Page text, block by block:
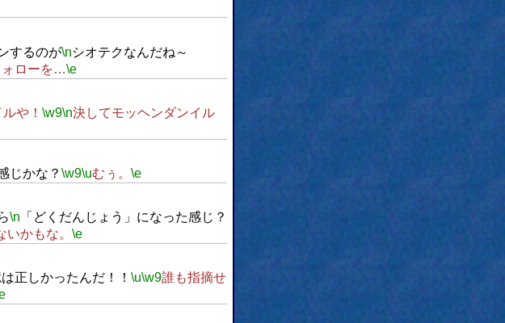
するのが\nシオテクなんだね～
ォローを…\e
や！ \w9\n決してモッヘンダンイル
じかな？ \w9\uむぅ。 \e
\n 「どくだんじょう」になった感じ？
かもな。 \e
正しかったんだ！！ \u\w9誰も指摘せ